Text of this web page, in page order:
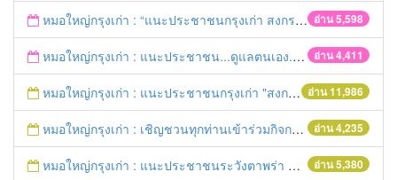
อ่าน 5,598
หมอใหญ่กรุงเก่า : “แนะประชาชนกรุงเก่า สงกรานต์ร่วมขับขี่ปลอดภัย
อ่าน 4,411
หมอใหญ่กรุงเก่า : แนะประชาชน...ดูแลตนเอง...“รับมือภัยแล้ง”
อ่าน 11,986
หมอใหญ่กรุงเก่า : แนะประชาชนกรุงเก่า "สงกรานต์ขับขี่ปลอดภัย"
อ่าน 4,235
หมอใหญ่กรุงเก่า : เชิญชวนทุกท่านเข้าร่วมกิจกรรมวิ่งเพื่อสุขภาพ 7เมษายนนี้ 5โมงเย็น
อ่าน 5,380
หมอใหญ่กรุงเก่า : แนะประชาชนระวังตาพร่า ปวดศีรษะ ชาครึ่งซีก เสี่ยงอัมพฤกษ์ อัมพาต